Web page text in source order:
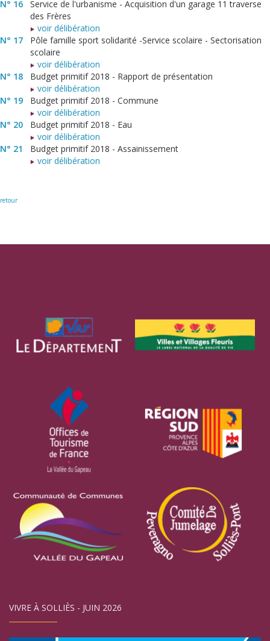
N° 16
Service de l'urbanisme - Acquisition d'un garage 11 traverse
des Frères
voir délibération
N° 17
Pôle famille sport solidarité -Service scolaire - Sectorisation
scolaire
voir délibération
N° 18
Budget primitif 2018 - Rapport de présentation
voir délibération
N° 19
Budget primitif 2018 - Commune
voir délibération
N° 20
Budget primitif 2018 - Eau
voir délibération
N° 21
Budget primitif 2018 - Assainissement
voir délibération
retour
VIVRE À SOLLIÈS - JUIN 2026